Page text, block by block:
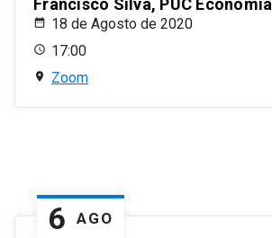
Francisco Silva, PUC Economía
18 de Agosto de 2020
17:00
Zoom
6 AGO